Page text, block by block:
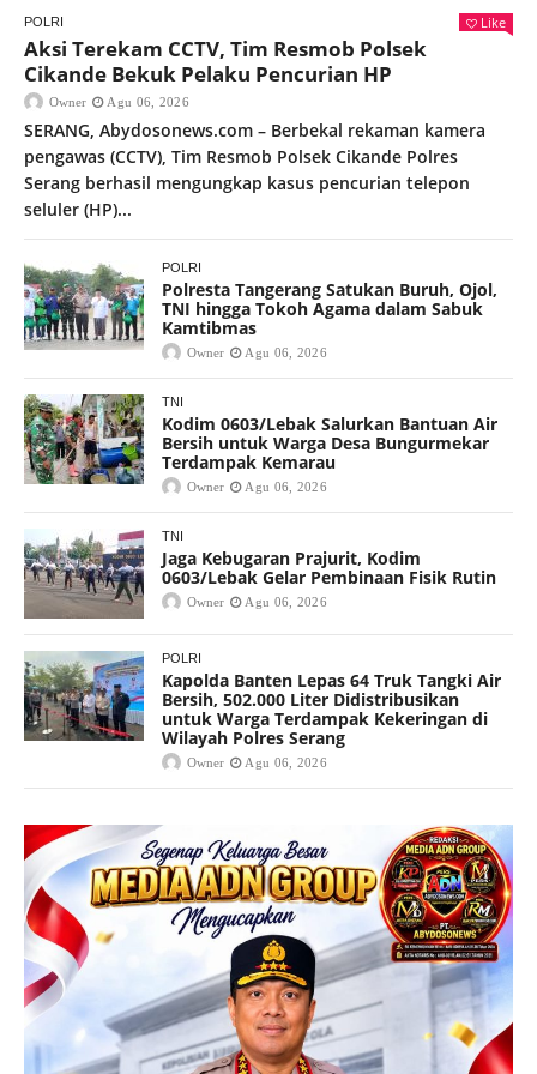
POLRI Like
Aksi Terekam CCTV, Tim Resmob Polsek
Cikande Bekuk Pelaku Pencurian HP
Owner Agu 06, 2026
SERANG, Abydosonews.com – Berbekal rekaman kamera
pengawas (CCTV), Tim Resmob Polsek Cikande Polres
Serang berhasil mengungkap kasus pencurian telepon
seluler (HP)...
POLRI
Polresta Tangerang Satukan Buruh, Ojol,
TNI hingga Tokoh Agama dalam Sabuk
Kamtibmas
Owner Agu 06, 2026
TNI
Kodim 0603/Lebak Salurkan Bantuan Air
Bersih untuk Warga Desa Bungurmekar
Terdampak Kemarau
Owner Agu 06, 2026
TNI
Jaga Kebugaran Prajurit, Kodim
0603/Lebak Gelar Pembinaan Fisik Rutin
Owner Agu 06, 2026
POLRI
Kapolda Banten Lepas 64 Truk Tangki Air
Bersih, 502.000 Liter Didistribusikan
untuk Warga Terdampak Kekeringan di
Wilayah Polres Serang
Owner Agu 06, 2026